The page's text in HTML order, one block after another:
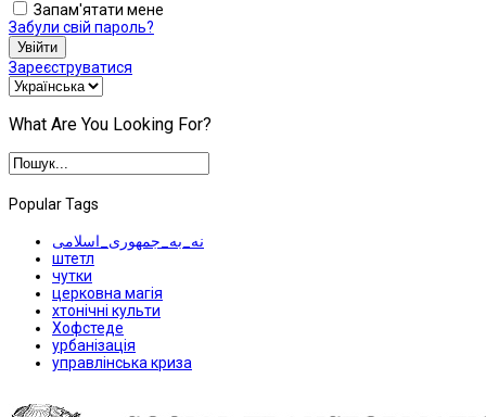
Запам'ятати мене
Забули свій пароль?
Увійти
Зареєструватися
What Are You Looking For?
Popular Tags
نه_به_جمهوری_اسلامی
штетл
чутки
церковна магія
хтонічні культи
Хофстеде
урбанізація
управлінська криза